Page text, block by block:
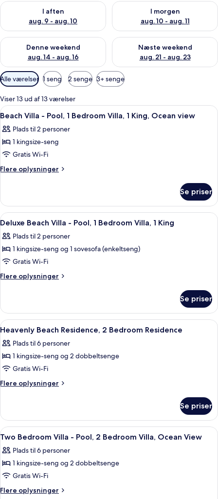
I aften
aug. 9 - aug. 10
Tjek tilgængelighed for i aften aug. 9 - aug. 10
I morgen
aug. 10 - aug. 11
Tjek tilgængelighed for i
Denne weekend
aug. 14 - aug. 16
Tjek tilgængelighed for denne weekend aug. 14 - aug. 16
Næste weekend
aug. 21 - aug. 23
Tjek tilgængelighed for næste
Tilgængelige
filtre
for
værelser
Alle værelser 1 seng 2 senge 3+ senge
Viser 13 ud af 13 værelser
Indlæs
alle
billeder
af
Beach
Villa
1
Bedroom
Villa,
King,
Ocean
view
4
Beach Villa - Pool, 1 Bedroom Villa, 1 King, Ocean view
Plads til 2 personer
1 kingsize-seng
Gratis Wi-Fi
Flere oplysninger
Flere
Villa
Pool,
Bedroom
Villa,
King,
Ocean
view
Se priser
Indlæs
alle
billeder
af
Deluxe
Beach
Pool,
Bedroom
Villa,
1
King
5
Deluxe Beach Villa - Pool, 1 Bedroom Villa, 1 King
Plads til 2 personer
1 kingsize-seng og 1 sovesofa (enkeltseng)
Gratis Wi-Fi
Flere oplysninger
Flere
Beach
Villa
-
Bedroom
King
Se priser
Indlæs
alle
billeder
af
Heavenly
Beach
Bedroom
Residence
6
Heavenly Beach Residence, 2 Bedroom Residence
Plads til 6 personer
1 kingsize-seng og 2 dobbeltsenge
Gratis Wi-Fi
Flere oplysninger
Flere
Beach
Residence,
2
Residence
Se priser
Indlæs
alle
billeder
af
Two
Bedroom
5
Two Bedroom Villa - Pool, 2 Bedroom Villa, Ocean View
Plads til 6 personer
1 kingsize-seng og 2 dobbeltsenge
Gratis Wi-Fi
Flere oplysninger
Flere